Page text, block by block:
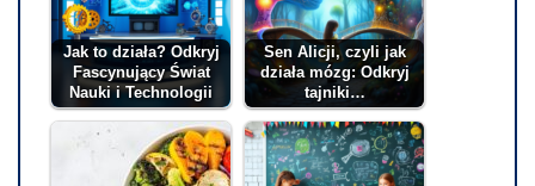
Jak to działa? Odkryj
Fascynujący Świat
Nauki i Technologii
Sen Alicji, czyli jak
działa mózg: Odkryj
tajniki…